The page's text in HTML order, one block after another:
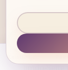
ab
Deine
Jimdo-
Leistungen